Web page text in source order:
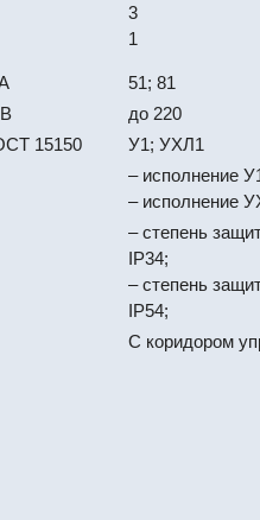
3
1
51; 81
до 220
15150
У1; УХЛ1
– исполнение
– исполнение
– степень
IР34;
– степень
IР54;
С коридором